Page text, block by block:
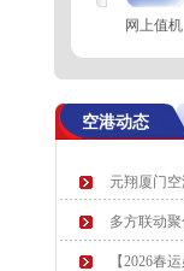
航空公司
网上值机
空港动态
元翔厦门
多方联动
【2026春